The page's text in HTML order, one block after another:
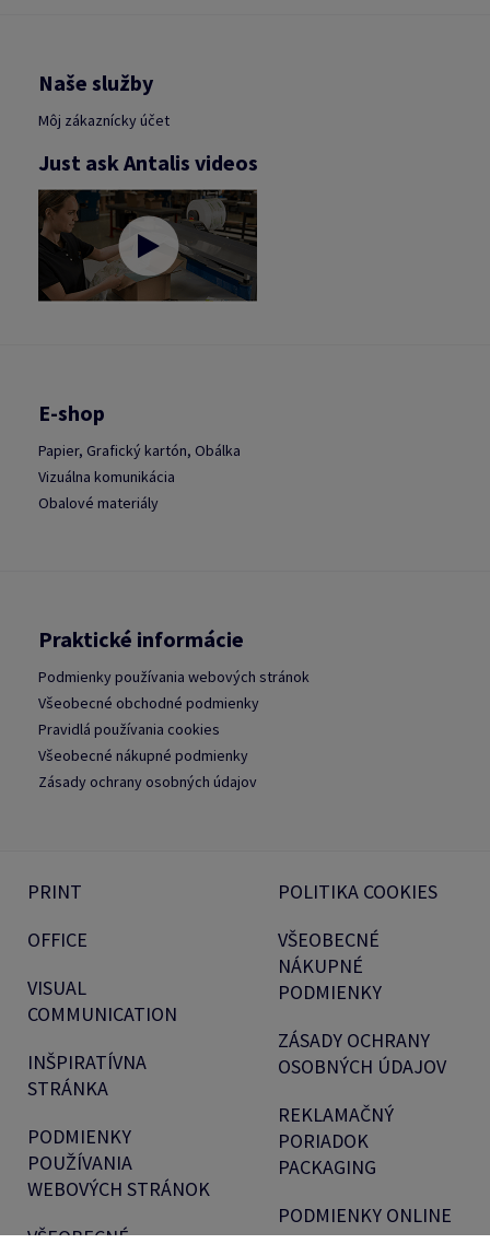
Naše služby
Môj zákaznícky účet
Just ask Antalis videos
E-shop
Papier, Grafický kartón, Obálka
Vizuálna komunikácia
Obalové materiály
Praktické informácie
Podmienky používania webových stránok
Všeobecné obchodné podmienky
Pravidlá používania cookies
Všeobecné nákupné podmienky
Zásady ochrany osobných údajov
PRINT
OFFICE
VISUAL
COMMUNICATION
INŠPIRATÍVNA
STRÁNKA
PODMIENKY
POUŽÍVANIA
WEBOVÝCH STRÁNOK
VŠEOBECNÉ
POLITIKA COOKIES
VŠEOBECNÉ
NÁKUPNÉ
PODMIENKY
ZÁSADY OCHRANY
OSOBNÝCH ÚDAJOV
REKLAMAČNÝ
PORIADOK
PACKAGING
PODMIENKY ONLINE